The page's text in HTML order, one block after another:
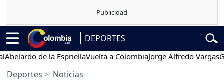
DEPORTES
de la EspriellaVuelta a ColombiaJorge Alfredo Vargas
Deportes Noticias